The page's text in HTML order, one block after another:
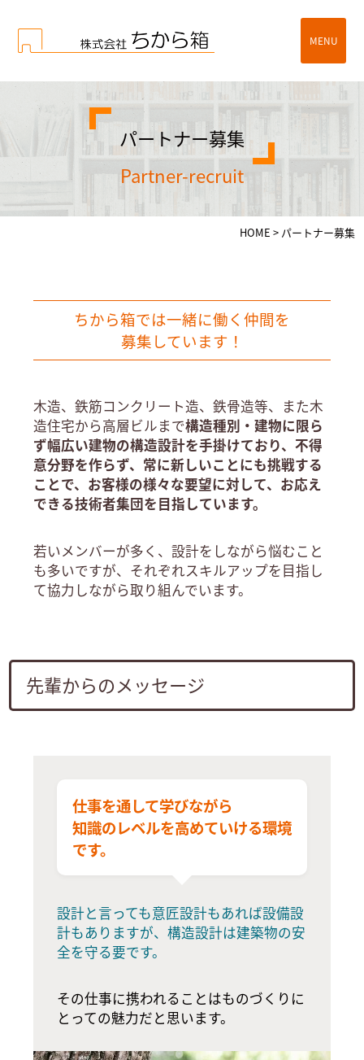
MENU
パートナー募集
partner-recruit
HOME > パートナー募集
ちから箱では一緒に働く仲間を
募集しています！
木造、鉄筋コンクリート造、鉄骨造等、また木
造住宅から高層ビルまで構造種別・建物に限ら
ず幅広い建物の構造設計を手掛けており、不得
意分野を作らず、常に新しいことにも挑戦する
ことで、 お客様の様々な要望に対して、お応え
できる技術者集団を目指しています。
若いメンバーが多く、設計をしながら悩むこと
も多いですが、 それぞれスキルアップを目指し
て協力しながら取り組んでいます。
先輩からのメッセージ
仕事を通して学びながら
知識のレベルを高めていける環境
です。
設計と言っても意匠設計もあれば設備設
計もありますが、構造設計は建築物の安
全を守る要です。
その仕事に携われることはものづくりに
とっての魅力だと思います。